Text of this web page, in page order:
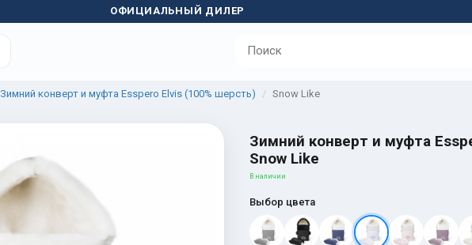
ОФИЦИАЛЬНЫЙ ДИЛЕР
Зимний конверт и муфта Esspero Elvis (100% шерсть) Snow Like
Зимний конверт и муфта
Snow Like
В наличии
Выбор цвета